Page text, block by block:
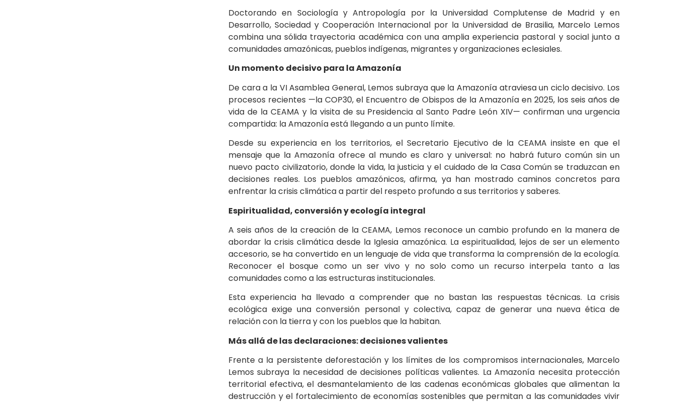
Doctorando en Sociología y Antropología por la Universidad Complutense de Madrid y en
Desarrollo, Sociedad y Cooperación Internacional por la Universidad de Brasilia, Marcelo Lemos
combina una sólida trayectoria académica con una amplia experiencia pastoral y social junto a
comunidades amazónicas, pueblos indígenas, migrantes y organizaciones eclesiales.
Un momento decisivo para la Amazonía
De cara a la VI Asamblea General, Lemos subraya que la Amazonía atraviesa un ciclo decisivo. Los
procesos recientes —la COP30, el Encuentro de Obispos de la Amazonía en 2025, los seis años de
vida de la CEAMA y la visita de su Presidencia al Santo Padre León XIV— confirman una urgencia
compartida: la Amazonía está llegando a un punto límite.
Desde su experiencia en los territorios, el Secretario Ejecutivo de la CEAMA insiste en que el
mensaje que la Amazonía ofrece al mundo es claro y universal: no habrá futuro común sin un
nuevo pacto civilizatorio, donde la vida, la justicia y el cuidado de la Casa Común se traduzcan en
decisiones reales. Los pueblos amazónicos, afirma, ya han mostrado caminos concretos para
enfrentar la crisis climática a partir del respeto profundo a sus territorios y saberes.
Espiritualidad, conversión y ecología integral
A seis años de la creación de la CEAMA, Lemos reconoce un cambio profundo en la manera de
abordar la crisis climática desde la Iglesia amazónica. La espiritualidad, lejos de ser un elemento
accesorio, se ha convertido en un lenguaje de vida que transforma la comprensión de la ecología.
Reconocer el bosque como un ser vivo y no solo como un recurso interpela tanto a las
comunidades como a las estructuras institucionales.
Esta experiencia ha llevado a comprender que no bastan las respuestas técnicas. La crisis
ecológica exige una conversión personal y colectiva, capaz de generar una nueva ética de
relación con la tierra y con los pueblos que la habitan.
Más allá de las declaraciones: decisiones valientes
Frente a la persistente deforestación y los límites de los compromisos internacionales, Marcelo
Lemos subraya la necesidad de decisiones políticas valientes. La Amazonía necesita protección
territorial efectiva, el desmantelamiento de las cadenas económicas globales que alimentan la
destrucción y el fortalecimiento de economías sostenibles que permitan a las comunidades vivir